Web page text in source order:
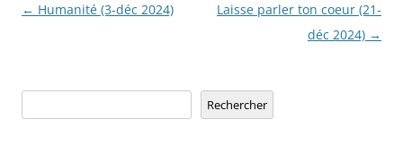
Navigation
← Humanité (3-déc 2024)
Laisse parler ton coeur (21-
déc 2024) →
Rechercher